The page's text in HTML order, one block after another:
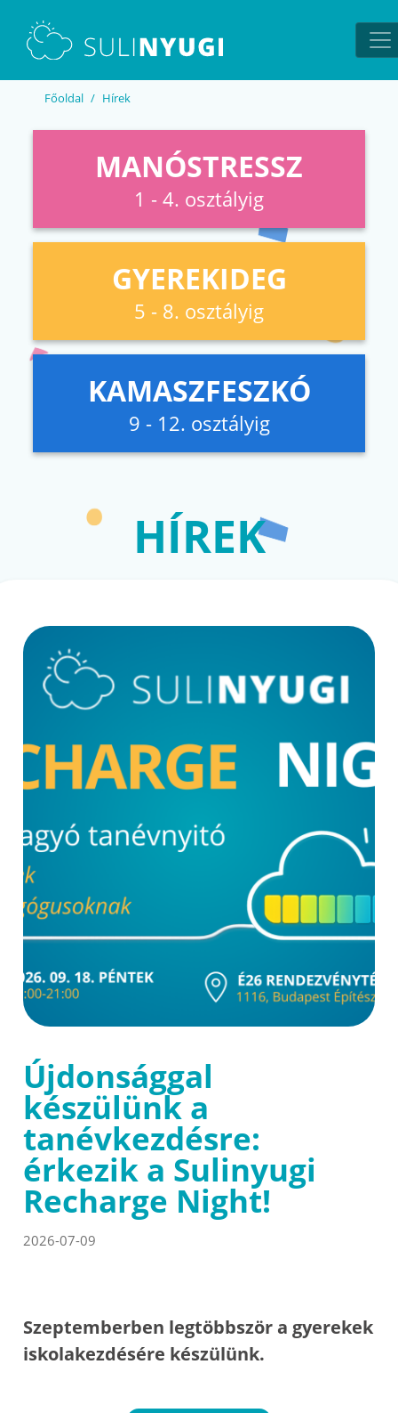
Főoldal Hírek
MANÓSTRESSZ
1 - 4. osztályig
GYEREKIDEG
5 - 8. osztályig
KAMASZFESZKÓ
9 - 12. osztályig
HÍREK
Újdonsággal
készülünk a
tanévkezdésre:
érkezik a Sulinyugi
Recharge Night!
2026-07-09
Szeptemberben legtöbbször a gyerekek
iskolakezdésére készülünk.